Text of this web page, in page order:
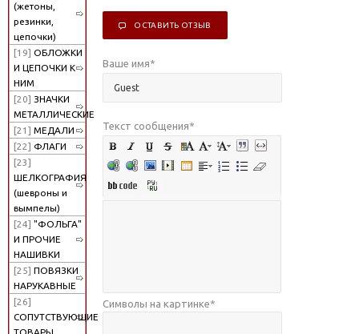
(жетоны,
резинки,
цепочки)
[19] ОБЛОЖКИ
И ЦЕПОЧКИ К
НИМ
[20] ЗНАЧКИ
МЕТАЛЛИЧЕСКИЕ
[21] МЕДАЛИ
[22] ФЛАГИ
[23]
ШЕЛКОГРАФИЯ
(шевроны и
вымпелы)
[24] "ФОЛЬГА"
И ПРОЧИЕ
НАШИВКИ
[25] ПОВЯЗКИ
НАРУКАВНЫЕ
[26]
СОПУТСТВУЮЩИЕ
ОСТАВИТЬ ОТЗЫВ
Ваше имя*
Текст сообщения*
Символы на картинке*